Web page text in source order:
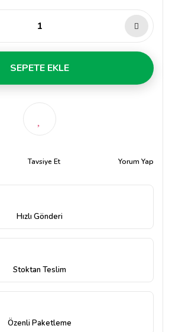
SEPETE EKLE
Tavsiye Et Yorum Yap
Hızlı Gönderi
Stoktan Teslim
Özenli Paketleme